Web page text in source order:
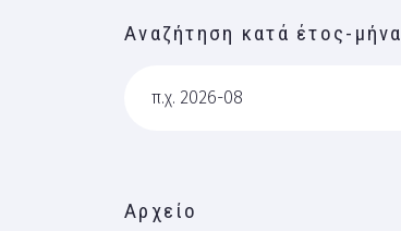
Αναζήτηση κατά έτος-μήνα
π.χ. 2026-08
Αρχείο